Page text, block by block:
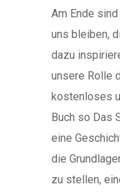
Am Ende
uns bleiben,
dazu
unsere Rolle
kostenloses
Buch so Das
eine
die
zu stellen,